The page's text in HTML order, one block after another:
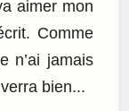
aimer mon
Comme
n’ai jamais
bien...